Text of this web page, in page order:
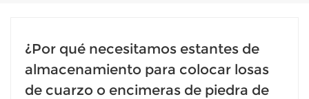
¿Por qué necesitamos estantes de
almacenamiento para colocar losas
de cuarzo o encimeras de piedra de